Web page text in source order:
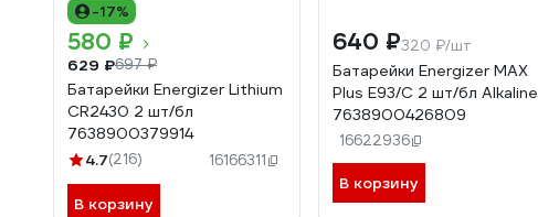
-17%
580 ₽
629 ₽697 ₽
Батарейки Energizer Lithium
CR2430 2 шт/бл
7638900379914
4.7(216) 16166311
В корзину
640 ₽320 ₽/шт
Батарейки Energizer MAX
Plus E93/C 2 шт/бл Alkaline
7638900426809
16622936
В корзину